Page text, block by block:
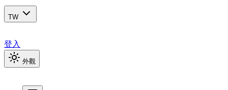
TW
登入
外觀